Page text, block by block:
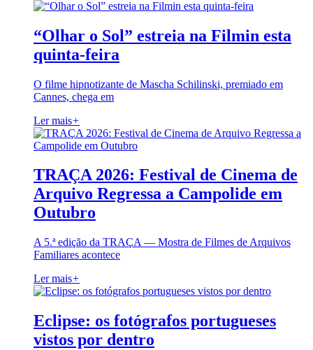
“Olhar o Sol” estreia na Filmin esta
quinta-feira
O filme hipnotizante de Mascha Schilinski, premiado em
Cannes, chega em
Ler mais+
TRAÇA 2026: Festival de Cinema de
Arquivo Regressa a Campolide em
Outubro
A 5.ª edição da TRAÇA — Mostra de Filmes de Arquivos
Familiares acontece
Ler mais+
Eclipse: os fotógrafos portugueses
vistos por dentro